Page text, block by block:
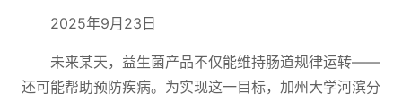
2025年9月23日
未来某天，益生菌产品不仅能维持肠道规律运转——
还可能帮助预防疾病。为实现这一目标，加州大学河滨分